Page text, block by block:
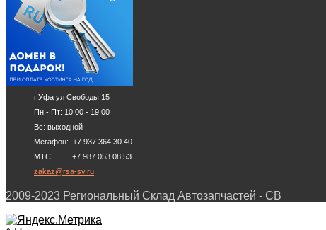
г.Уфа ул Свободы 15
Пн - Пт: 10.00 - 19.00
Вс: выходной
Мегафон: +7 937 364 30 40
МТС: +7 987 053 08 53
zakaz@rsa-sv.ru
2009-2023 Региональный Склад Автозапчастей - СВ